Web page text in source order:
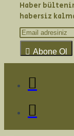
Haber
habersiz
Abone Ol